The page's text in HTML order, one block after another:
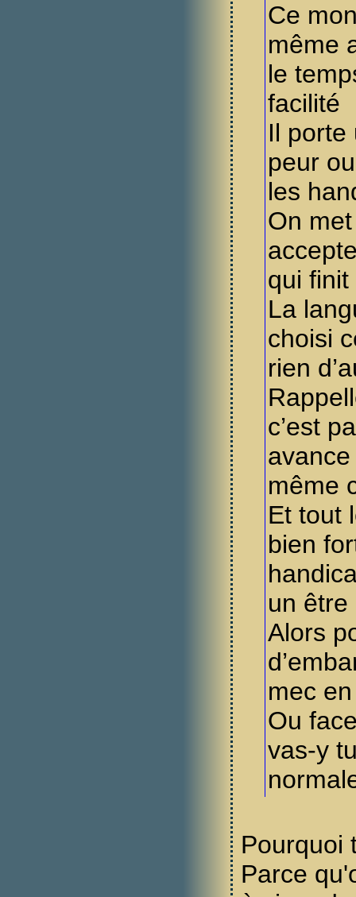
Ce
même
le
facilité
Il porte
peur
les
On
qui finit
La
choisi
rien
c’est
même
Et tout
bien
un être
Alors
mec
Ou
vas-y
Pourquoi
Parce